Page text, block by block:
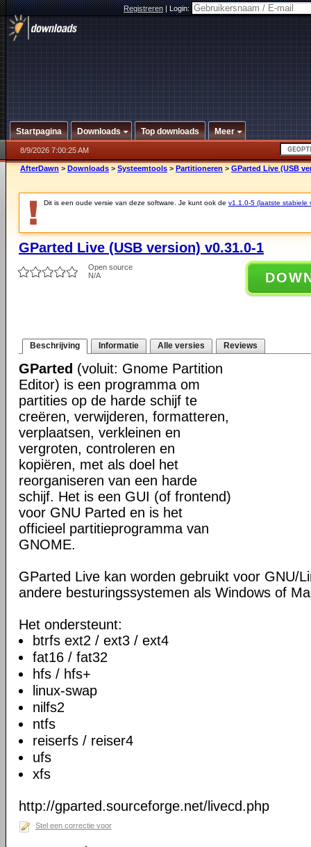
Registreren|Login:
Startpagina Downloads Top downloads Meer
8/9/2026 7:00:25 AM
AfterDawn > Downloads > Systeemtools > Partitioneren > GParted Live (USB
Dit is een oude versie van deze software. Je kunt ook de v1.1.0-5 (laatste stabiele
GParted Live (USB version) v0.31.0-1
Open source
N/A
Beschrijving Informatie Alle versies Reviews
GParted (voluit: Gnome Partition
Editor) is een programma om
partities op de harde schijf te
creëren, verwijderen, formatteren,
verplaatsen, verkleinen en
vergroten, controleren en
kopiëren, met als doel het
reorganiseren van een harde
schijf. Het is een GUI (of frontend)
voor GNU Parted en is het
officieel partitieprogramma van
GNOME.
GParted Live kan worden gebruikt voor GNU/
andere besturingssystemen als Windows of
Het ondersteunt:
btrfs ext2 / ext3 / ext4
fat16 / fat32
hfs / hfs+
linux-swap
nilfs2
ntfs
reiserfs / reiser4
ufs
xfs
http://gparted.sourceforge.net/livecd.php
Stel een correctie voor